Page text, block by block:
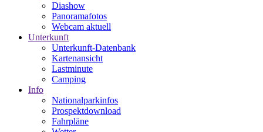
Diashow
Panoramafotos
Webcam aktuell
Unterkunft
Unterkunft-Datenbank
Kartenansicht
Lastminute
Camping
Info
Nationalparkinfos
Prospektdownload
Fahrpläne